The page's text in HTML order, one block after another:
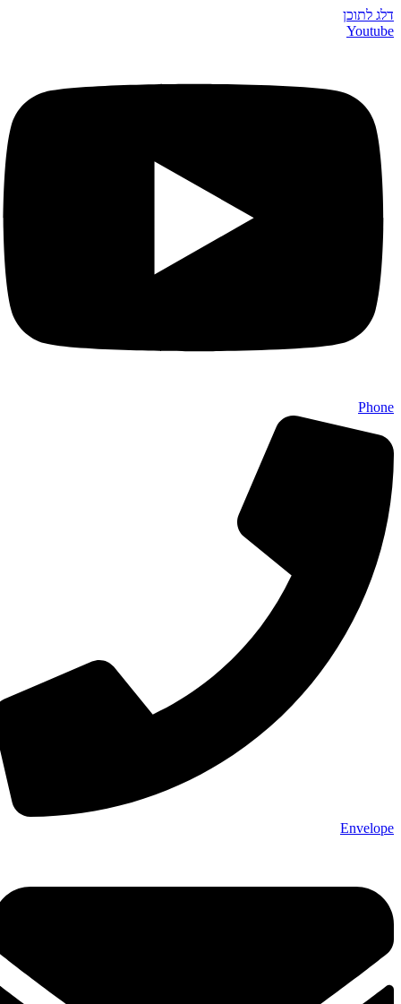
דלג לתוכן
Youtube
Phone
Envelope